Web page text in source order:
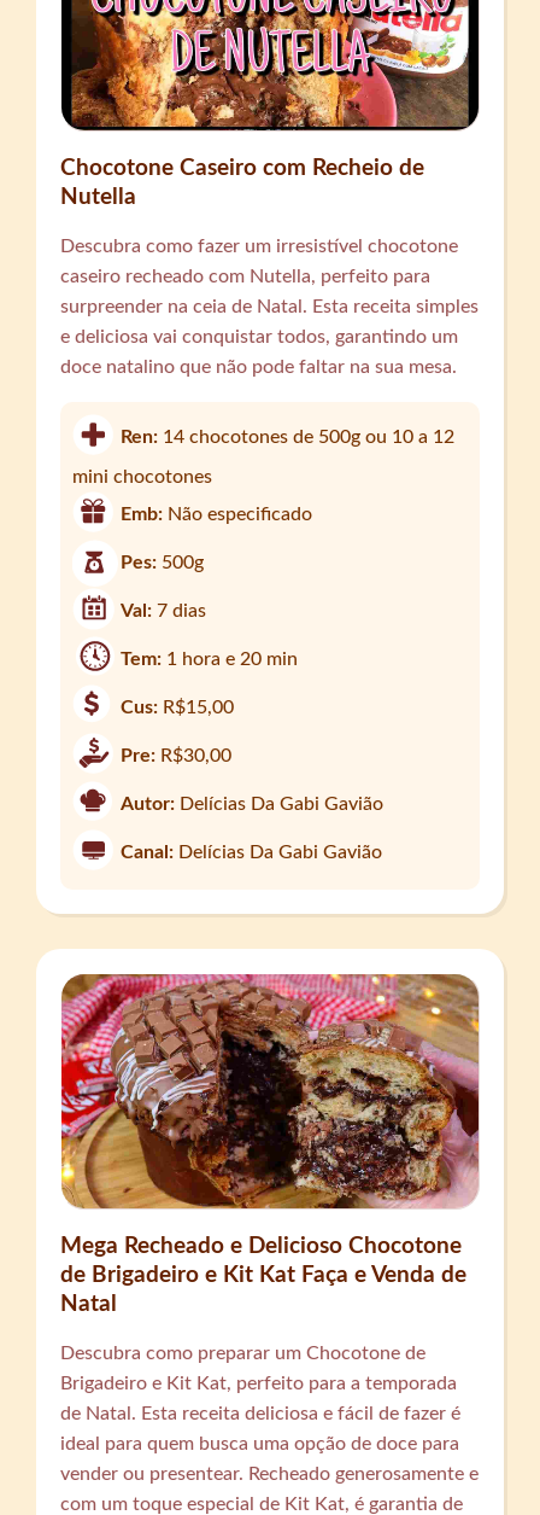
Chocotone Caseiro com Recheio de
Nutella
Descubra como fazer um irresistível chocotone
caseiro recheado com Nutella, perfeito para
surpreender na ceia de Natal. Esta receita simples
e deliciosa vai conquistar todos, garantindo um
doce natalino que não pode faltar na sua mesa.
Ren: 14 chocotones de 500g ou 10 a 12
mini chocotones
Emb: Não especificado
Pes: 500g
Val:7 dias
Tem: 1 hora e 20 min
Cus: R$15,00
Pre: R$30,00
Autor: Delícias Da Gabi Gavião
Canal: Delícias Da Gabi Gavião
Mega Recheado e Delicioso Chocotone
de Brigadeiro e Kit Kat Faça e Venda de
Natal
Descubra como preparar um Chocotone de
Brigadeiro e Kit Kat, perfeito para a temporada
de Natal. Esta receita deliciosa e fácil de fazer é
ideal para quem busca uma opção de doce para
vender ou presentear. Recheado generosamente e
com um toque especial de Kit Kat, é garantia de